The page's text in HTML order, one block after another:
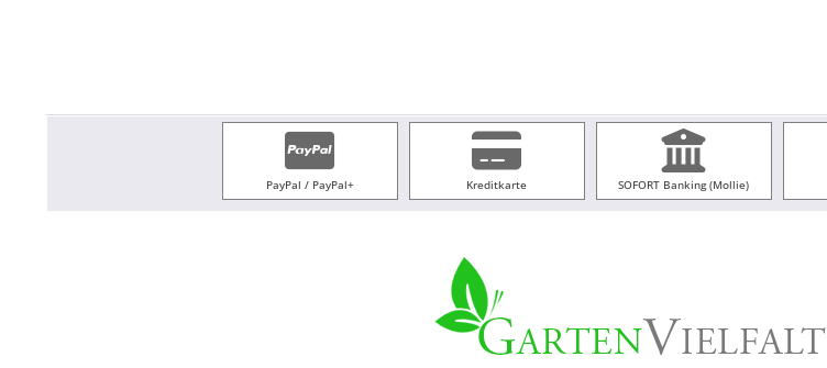
PayPal / PayPal+ Kreditkarte SOFORT Banking (Mollie)